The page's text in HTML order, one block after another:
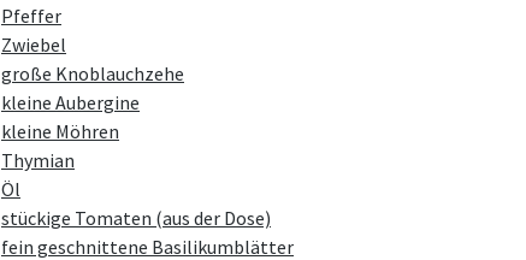
Pfeffer
Zwiebel
große Knoblauchzehe
kleine Aubergine
kleine Möhren
Thymian
Öl
stückige Tomaten (aus der Dose)
fein geschnittene Basilikumblätter